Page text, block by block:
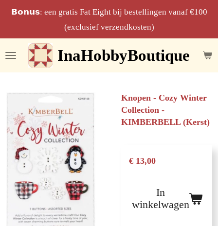
Ga
de
hoofdinhoud
InaHobbyBoutique
𝗕𝗼𝗻𝘂𝘀: een gratis Fat Eight bij bestellingen vanaf €100
(exclusief verzendkosten)
Knopen - Cozy Winter
Collection -
KIMBERBELL (Kerst)
€ 13,00
In
winkelwagen